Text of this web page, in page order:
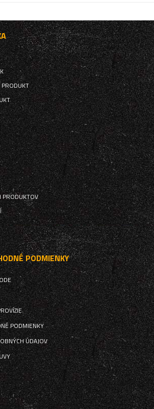
PRODUKT
PRODUKTOV
PODMIENKY
PODMIENKY
ÚDAJOV